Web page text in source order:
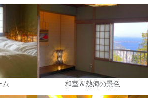
ム 和室＆熱海の景色